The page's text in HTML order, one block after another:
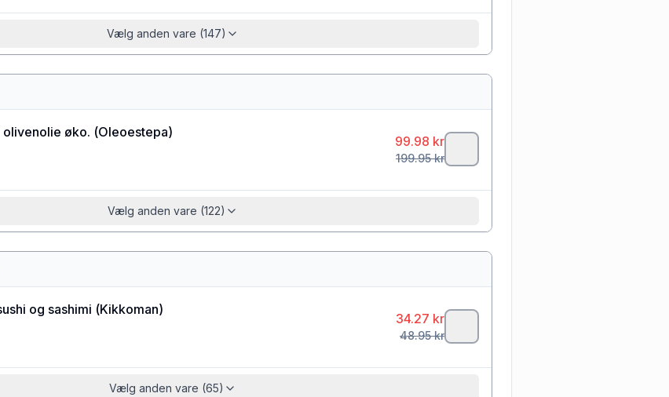
Vælg anden vare (147)
olivenolie øko. (Oleoestepa)
99.98 kr
199.95kr
Vælg anden vare (122)
og sashimi (Kikkoman)
34.27 kr
48.95kr
Vælg anden vare (65)